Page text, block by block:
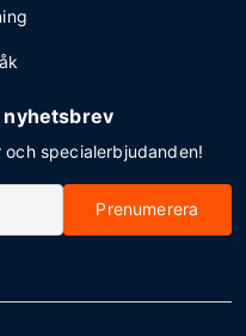
nyhetsbrev
specialerbjudanden!
Prenumerera